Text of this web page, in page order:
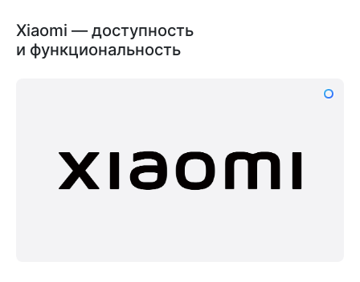
Xiaomi — доступность
и функциональность